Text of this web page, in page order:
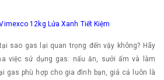
12kg Lửa Xanh Tiết Kiệm
sao gas lại quan trọng đến vậy không? Hãy
việc sử dụng gas: nấu ăn, sưởi ấm và làm
gas phù hợp cho gia đình bạn, giá cả luôn là